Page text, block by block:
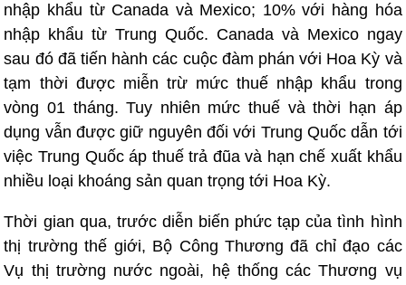
nhập khẩu từ Canada và Mexico; 10% với hàng hóa
nhập khẩu từ Trung Quốc. Canada và Mexico ngay
sau đó đã tiến hành các cuộc đàm phán với Hoa Kỳ và
tạm thời được miễn trừ mức thuế nhập khẩu trong
vòng 01 tháng. Tuy nhiên mức thuế và thời hạn áp
dụng vẫn được giữ nguyên đối với Trung Quốc dẫn tới
việc Trung Quốc áp thuế trả đũa và hạn chế xuất khẩu
nhiều loại khoáng sản quan trọng tới Hoa Kỳ.
Thời gian qua, trước diễn biến phức tạp của tình hình
thị trường thế giới, Bộ Công Thương đã chỉ đạo các
Vụ thị trường nước ngoài, hệ thống các Thương vụ